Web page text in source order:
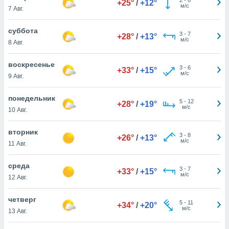
действия
рекламу
нашей
cookie
cookie
в
нашего
7 Авг.
+25° / +12°
м/с
суббота
8 Авг.
+28° / +13° 3- 7
м/с
воскресенье
9 Авг.
+33° / +15° 3- 6
м/с
понедельник
10 Авг.
+28° / +19° 5- 12
м/с
вторник
11 Авг.
+26° / +13° 3- 8
м/с
среда
12 Авг.
+33° / +15° 3- 7
м/с
четверг
13 Авг.
+34° / +20° 5- 11
м/с